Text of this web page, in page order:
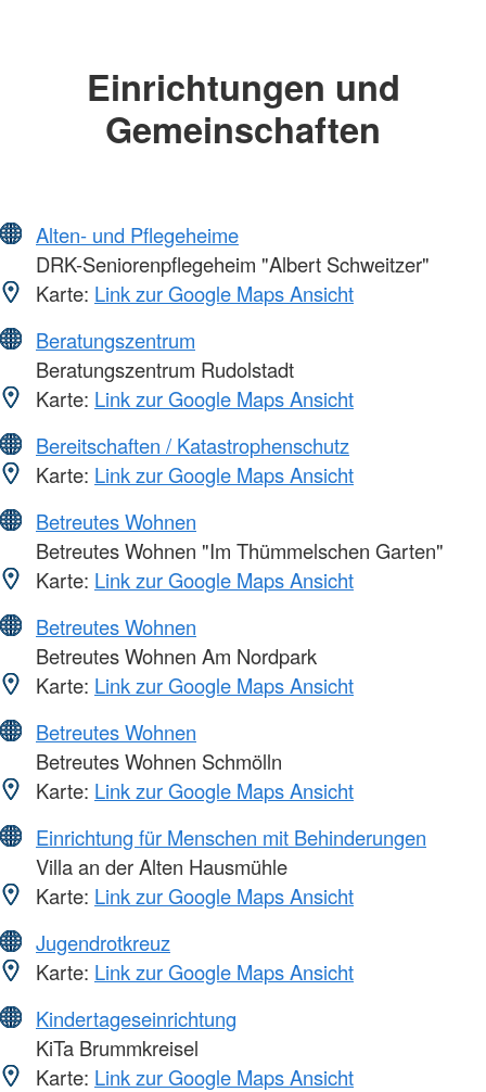
Einrichtungen und
Gemeinschaften
Alten- und Pflegeheime
DRK-Seniorenpflegeheim "Albert Schweitzer"
Karte: Link zur Google Maps Ansicht
Beratungszentrum
Beratungszentrum Rudolstadt
Karte: Link zur Google Maps Ansicht
Bereitschaften / Katastrophenschutz
Karte: Link zur Google Maps Ansicht
Betreutes Wohnen
Betreutes Wohnen "Im Thümmelschen Garten"
Karte: Link zur Google Maps Ansicht
Betreutes Wohnen
Betreutes Wohnen Am Nordpark
Karte: Link zur Google Maps Ansicht
Betreutes Wohnen
Betreutes Wohnen Schmölln
Karte: Link zur Google Maps Ansicht
Einrichtung für Menschen mit Behinderungen
Villa an der Alten Hausmühle
Karte: Link zur Google Maps Ansicht
Jugendrotkreuz
Karte: Link zur Google Maps Ansicht
Kindertageseinrichtung
KiTa Brummkreisel
Karte: Link zur Google Maps Ansicht